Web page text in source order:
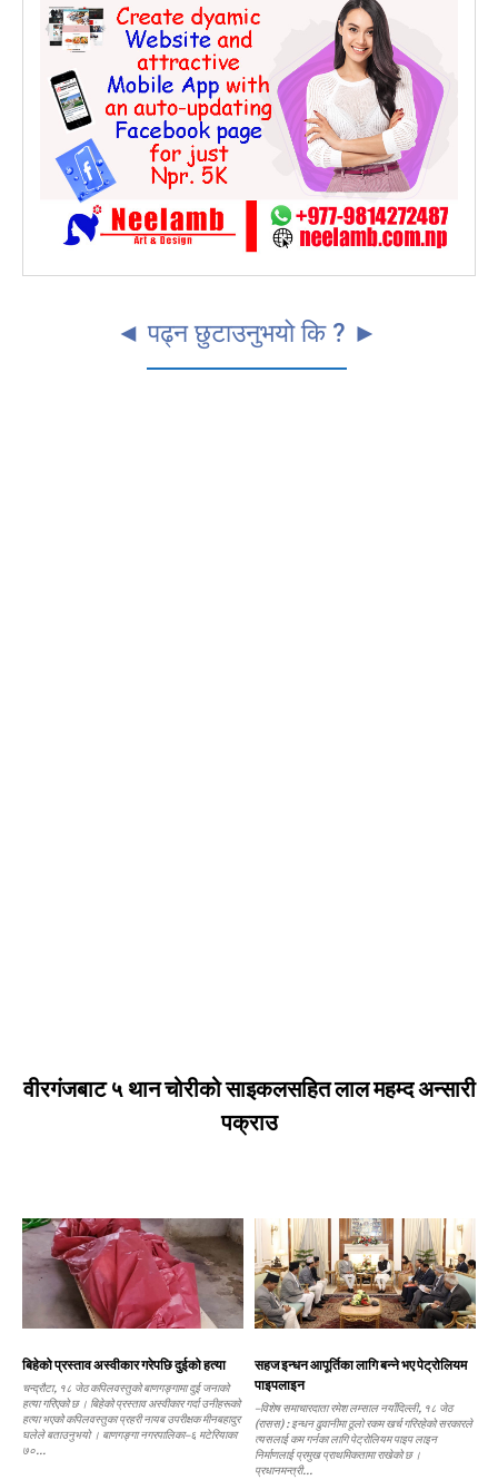
◄ पढ्न छुटाउनुभयो कि ? ►
वीरगंजबाट ५ थान चोरीको साइकलसहित लाल महम्द अन्सारी
पक्राउ
बिहेको प्रस्ताव अस्वीकार गरेपछि दुईको हत्या
चन्द्रौटा, १८ जेठ कपिलवस्तुको बाणगङ्गामा दुई जनाको
हत्या गरिएको छ । बिहेको प्रस्ताव अस्वीकार गर्दा उनीहरूको
हत्या भएको कपिलवस्तुका प्रहरी नायब उपरीक्षक मीनबहादुर
घलेले बताउनुभयो । बाणगङ्गा नगरपालिका–६ मटेरियाका
७०...
सहज इन्धन आपूर्तिका लागि बन्ने भए पेट्रोलियम
पाइपलाइन
–विशेष समाचारदाता रमेश लम्साल नयाँदिल्ली, १८ जेठ
(रासस) : इन्धन ढुवानीमा ठूलो रकम खर्च गरिरहेको सरकारले
त्यसलाई कम गर्नका लागि पेट्रोलियम पाइप लाइन
निर्माणलाई प्रमुख प्राथमिकतामा राखेको छ ।
प्रधानमन्त्री...